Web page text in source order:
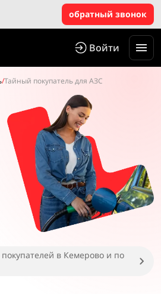
обратный звонок
Войти
/Тайный покупатель для АЗС
в Кемерово и по